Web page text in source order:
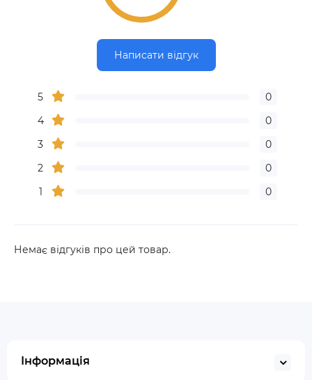
Написати відгук
5
0
4
0
3
0
2
0
1
0
Немає відгуків про цей товар.
Інформація